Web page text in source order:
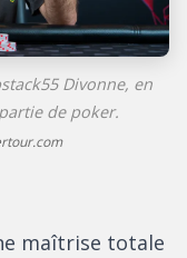
Divonne, en
de poker.
maîtrise totale